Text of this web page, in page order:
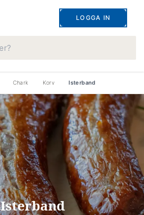
LOGGA IN
Chark Korv Isterband
Isterband